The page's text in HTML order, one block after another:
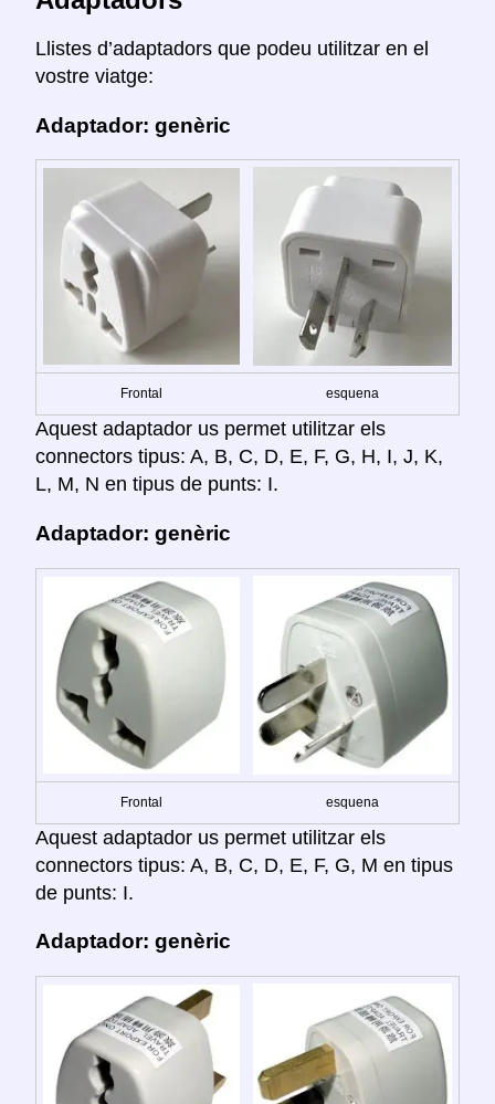
Llistes d’adaptadors que podeu utilitzar en el
vostre viatge:
Adaptador: genèric
Frontal esquena
Aquest adaptador us permet utilitzar els
connectors tipus: A, B, C, D, E, F, G, H, I, J, K,
L, M, N en tipus de punts: I.
Adaptador: genèric
Frontal esquena
Aquest adaptador us permet utilitzar els
connectors tipus: A, B, C, D, E, F, G, M en tipus
de punts: I.
Adaptador: genèric